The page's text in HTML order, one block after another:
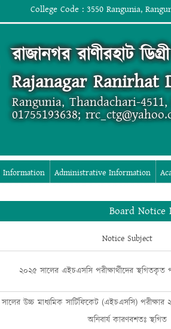
College Code : 3550 Rangunia,
রাজানগর রাণীরহাট
Rajanagar Ranirhat
Rangunia, Thandachari-
01755193638;
Administrative Information
Board Notice
Notice Subject
২০২৫ সালের এইচএসসি পরীক্ষার্থীদের স্থগিতকৃত
উচ্চ মাধ্যমিক সার্টিফিকেট (এইচএসসি) পরীক্ষার
অনিবার্য কারণবশতঃ স্থগিত